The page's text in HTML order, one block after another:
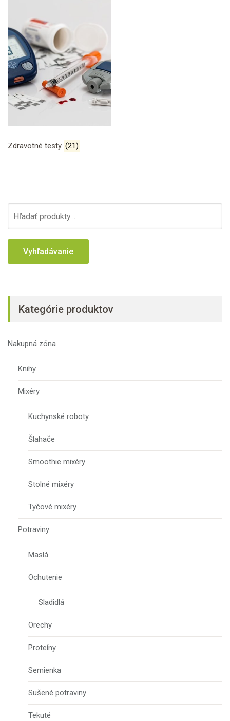
Zdravotné testy (21)
a
Kategórie produktov
Nakupná zóna
Knihy
Mixéry
Kuchynské roboty
Šlahače
Smoothie mixéry
Stolné mixéry
Tyčové mixéry
Potraviny
Maslá
Ochutenie
Sladidlá
Orechy
Proteíny
Semienka
Sušené potraviny
Tekuté